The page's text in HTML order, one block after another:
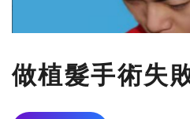
做植髮手術失